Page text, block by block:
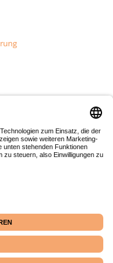
gefördert.
2 · 21379